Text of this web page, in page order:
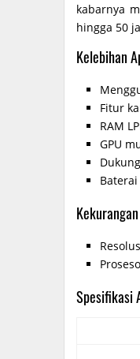
kabarnya
hingga 50
Kelebihan
Fitur
RAM
GPU
Spesifikasi